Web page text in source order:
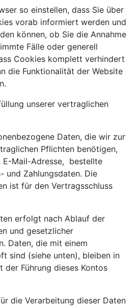
so einstellen, dass Sie über
vorab informiert werden und
können, ob Sie die Annahme
Fälle oder generell
Cookies komplett verhindert
die Funktionalität der Website
unserer vertraglichen
Daten, die wir zur
Pflichten benötigen,
E-Mail-Adresse, bestellte
und Zahlungsdaten. Die
ist für den Vertragsschluss
erfolgt nach Ablauf der
und gesetzlicher
Daten, die mit einem
sind (siehe unten), bleiben in
der Führung dieses Kontos
die Verarbeitung dieser Daten